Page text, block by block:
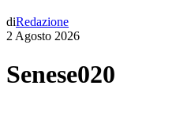
diRedazione
2 Agosto 2026
Senese020